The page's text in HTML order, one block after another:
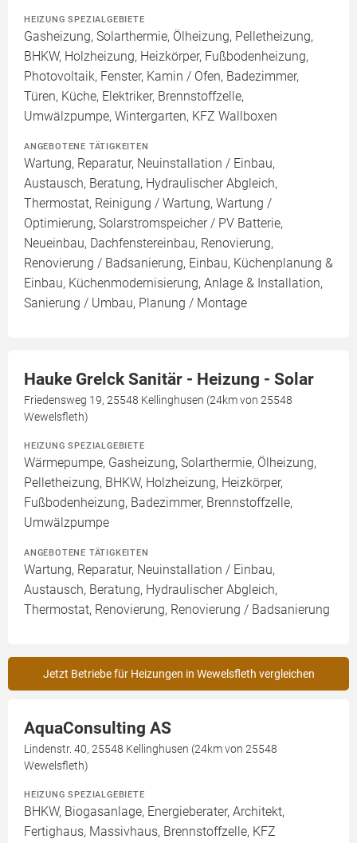
HEIZUNG SPEZIALGEBIETE
Gasheizung, Solarthermie, Ölheizung, Pelletheizung,
BHKW, Holzheizung, Heizkörper, Fußbodenheizung,
Photovoltaik, Fenster, Kamin / Ofen, Badezimmer,
Türen, Küche, Elektriker, Brennstoffzelle,
Umwälzpumpe, Wintergarten, KFZ Wallboxen
ANGEBOTENE TÄTIGKEITEN
Wartung, Reparatur, Neuinstallation / Einbau,
Austausch, Beratung, Hydraulischer Abgleich,
Thermostat, Reinigung / Wartung, Wartung /
Optimierung, Solarstromspeicher / PV Batterie,
Neueinbau, Dachfenstereinbau, Renovierung,
Renovierung / Badsanierung, Einbau, Küchenplanung &
Einbau, Küchenmodernisierung, Anlage & Installation,
Sanierung / Umbau, Planung / Montage
Hauke Grelck Sanitär - Heizung - Solar
Friedensweg 19, 25548 Kellinghusen (24km von 25548
Wewelsfleth)
HEIZUNG SPEZIALGEBIETE
Wärmepumpe, Gasheizung, Solarthermie, Ölheizung,
Pelletheizung, BHKW, Holzheizung, Heizkörper,
Fußbodenheizung, Badezimmer, Brennstoffzelle,
Umwälzpumpe
ANGEBOTENE TÄTIGKEITEN
Wartung, Reparatur, Neuinstallation / Einbau,
Austausch, Beratung, Hydraulischer Abgleich,
Thermostat, Renovierung, Renovierung / Badsanierung
Jetzt Betriebe für Heizungen in Wewelsfleth vergleichen
AquaConsulting AS
Lindenstr. 40, 25548 Kellinghusen (24km von 25548
Wewelsfleth)
HEIZUNG SPEZIALGEBIETE
BHKW, Biogasanlage, Energieberater, Architekt,
Fertighaus, Massivhaus, Brennstoffzelle, KFZ